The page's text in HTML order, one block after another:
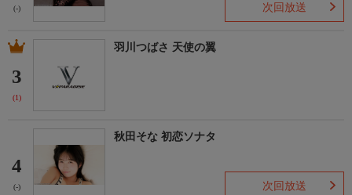
(-) 次回放送
3
(1)
羽川つばさ 天使の翼
4
(-)
秋田そな 初恋ソナタ
次回放送